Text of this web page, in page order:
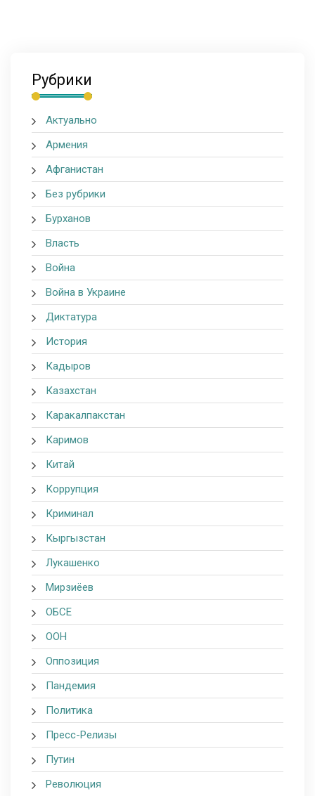
Рубрики
Актуально
Армения
Афганистан
Без рубрики
Бурханов
Власть
Война
Война в Украине
Диктатура
История
Кадыров
Казахстан
Каракалпакстан
Каримов
Китай
Коррупция
Криминал
Кыргызстан
Лукашенко
Мирзиёев
ОБСЕ
ООН
Оппозиция
Пандемия
Политика
Пресс-Релизы
Путин
Революция